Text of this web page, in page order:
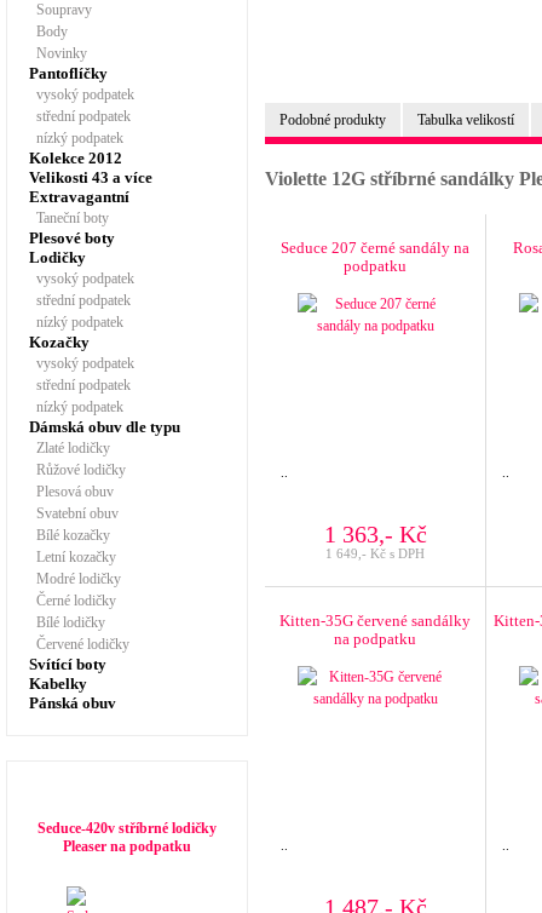
Soupravy
Body
Novinky
Pantoflíčky
vysoký podpatek
střední podpatek
nízký podpatek
Kolekce 2012
Velikosti 43 a více
Extravagantní
Taneční boty
Plesové boty
Lodičky
vysoký podpatek
střední podpatek
nízký podpatek
Kozačky
vysoký podpatek
střední podpatek
nízký podpatek
Dámská obuv dle typu
Zlaté lodičky
Růžové lodičky
Plesová obuv
Svatební obuv
Bílé kozačky
Letní kozačky
Modré lodičky
Černé lodičky
Bílé lodičky
Červené lodičky
Svítící boty
Kabelky
Pánská obuv
Seduce-420v stříbrné lodičky
Pleaser na podpatku
Podobné produkty Tabulka velikostí
Violette 12G stříbrné sandálky
Seduce 207 černé sandály na
podpatku
1 363,- Kč
1 649,- Kč s DPH
Kitten-35G červené sandálky
na podpatku
1 487,- Kč
Kitten-